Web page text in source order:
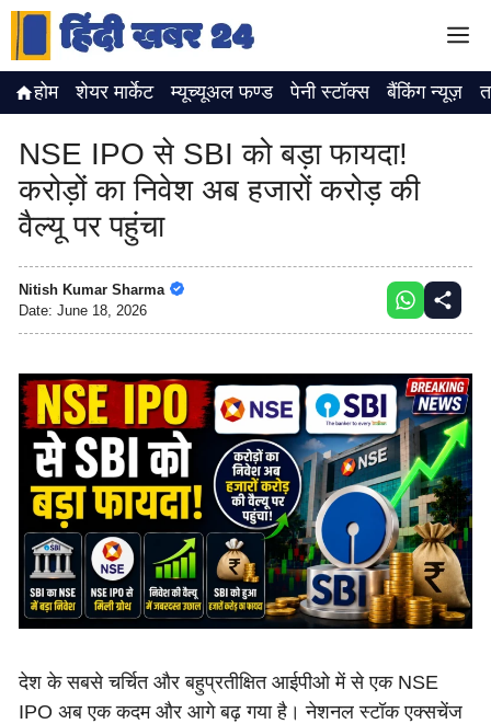
Skip
content
होम शेयर मार्केट म्यूच्यूअल फण्ड पेनी स्टॉक्स बैंकिंग न्यूज़
NSE IPO से SBI को बड़ा फायदा!
करोड़ों का निवेश अब हजारों करोड़ की
वैल्यू पर पहुंचा
Nitish Kumar Sharma
Date: June 18, 2026
देश के सबसे चर्चित और बहुप्रतीक्षित आईपीओ में से एक NSE
IPO अब एक कदम और आगे बढ़ गया है। नेशनल स्टॉक एक्सचेंज